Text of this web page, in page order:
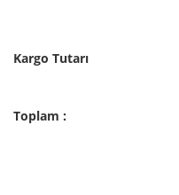
Kargo Tutarı
Toplam :